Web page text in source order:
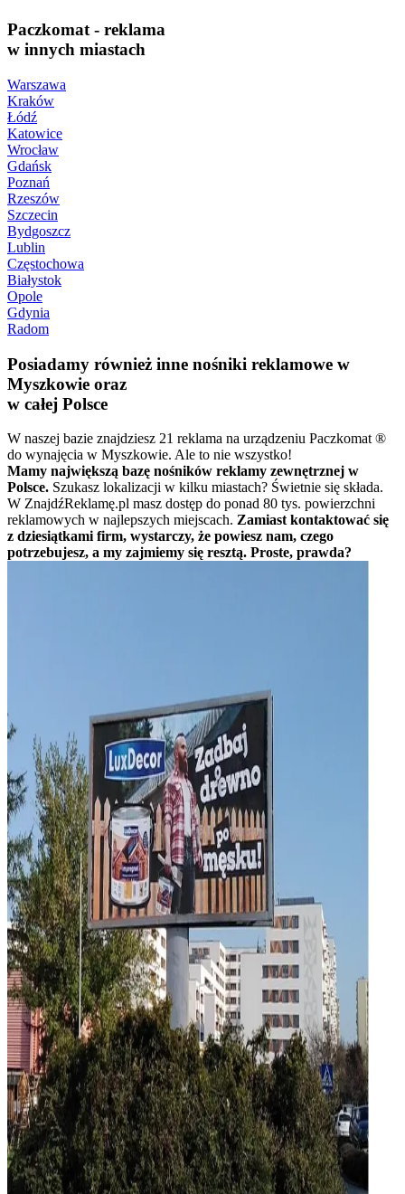
Paczkomat - reklama
w innych miastach
Warszawa
Kraków
Łódź
Katowice
Wrocław
Gdańsk
Poznań
Rzeszów
Szczecin
Bydgoszcz
Lublin
Częstochowa
Białystok
Opole
Gdynia
Radom
Posiadamy również inne nośniki reklamowe w
Myszkowie oraz
w całej Polsce
W naszej bazie znajdziesz 21 reklama na urządzeniu Paczkomat ®
do wynajęcia w Myszkowie. Ale to nie wszystko!
Mamy największą bazę nośników reklamy zewnętrznej w
Polsce. Szukasz lokalizacji w kilku miastach? Świetnie się składa.
W ZnajdźReklamę.pl masz dostęp do ponad 80 tys. powierzchni
reklamowych w najlepszych miejscach. Zamiast kontaktować się
z dziesiątkami firm, wystarczy, że powiesz nam, czego
potrzebujesz, a my zajmiemy się resztą. Proste, prawda?